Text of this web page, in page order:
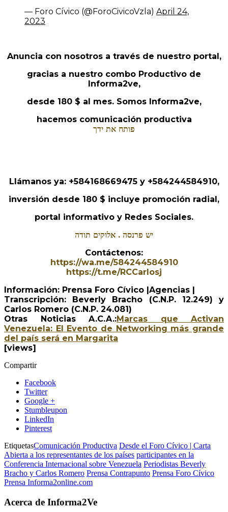
— Foro Cívico (@ForoCivicoVzla) April 24,
2023
Anuncia con nosotros a través de nuestro portal,
gracias a nuestro combo Productivo de
Informa2ve,
desde 180 $ al mes. Somos Informa2ve,
hacemos comunicación productiva
פותח את ידך
Llámanos ya: +584168669475 y +584244584910,
inversión desde 180 $ incluye promoción radial,
portal informativo y Redes Sociales.
יש פרנסה . אלוקים תודה
Contáctenos:
https://wa.me/584244584910
https://t.me/RCCarlosj
Información: Prensa Foro Cívico |Agencias |
Transcripción: Beverly Bracho (C.N.P. 12.249) y
Carlos Romero (C.N.P. 24.081)
Otras Noticias A.C.A.:Marcas que Activan
Venezuela: El Evento de Networking más grande
del país será en Margarita
[views]
Compartir
Facebook
Twitter
Google +
Stumbleupon
LinkedIn
Pinterest
EtiquetasComunicación Productiva Desde el Foro Cívico | Carta
Abierta a los representantes de los países participantes en la
Conferencia Internacional sobre Venezuela Periodistas Beverly
Bracho y Carlos Romero Prensa Contrapunto Prensa Foro Cívico
Prensa Informa2online.com
Acerca de Informa2Ve